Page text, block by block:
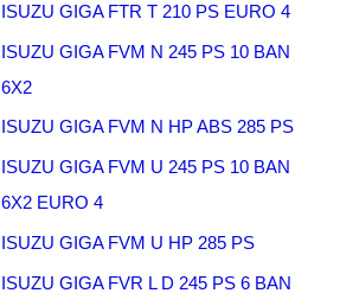
ISUZU GIGA FTR T 210 PS EURO 4
ISUZU GIGA FVM N 245 PS 10 BAN
6X2
ISUZU GIGA FVM N HP ABS 285 PS
ISUZU GIGA FVM U 245 PS 10 BAN
6X2 EURO 4
ISUZU GIGA FVM U HP 285 PS
ISUZU GIGA FVR L D 245 PS 6 BAN